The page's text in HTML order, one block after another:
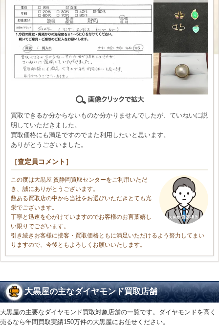
買取できるか分からないものか分かりませんでしたが、ていねいに説
明していただきました。
買取価格にも満足ですのでまた利用したいと思います。
ありがとうございました。
［査定員コメント］
この度は大黒屋 質静岡買取センターをご利用いただ
き、誠にありがとうございます。
数ある買取店の中から当社をお選びいただきとても光
栄でございます。
丁寧と迅速を心がけていますのでお客様のお言葉嬉し
い限りでございます。
引き続きお客様に接客・買取価格ともに満足いただけるよう努力してまい
りますので、今後ともよろしくお願いいたします。
大黒屋の主なダイヤモンド買取店舗
大黒屋の主要なダイヤモンド買取対象店舗の一覧です。ダイヤモンドを高く
売るなら年間買取実績150万件の大黒屋にお任せください。